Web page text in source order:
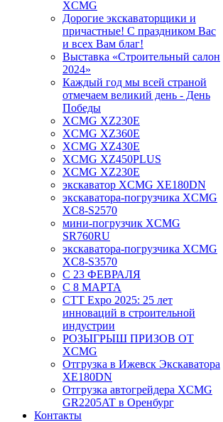
XCMG
Дорогие экскаваторщики и
причастные! С праздником Вас
и всех Вам благ!
Выставка «Строительный салон
2024»
Каждый год мы всей страной
отмечаем великий день - День
Победы
XCMG XZ230E
XCMG XZ360E
XCMG XZ430E
XCMG XZ450PLUS
XCMG XZ230E
экскаватор XCMG XE180DN
экскаватора-погрузчика XCMG
XC8-S2570
мини-погрузчик XCMG
SR760RU
экскаватора-погрузчика XCMG
XC8-S3570
С 23 ФЕВРАЛЯ
С 8 МАРТА
CTT Expo 2025: 25 лет
инноваций в строительной
индустрии
РОЗЫГРЫШ ПРИЗОВ ОТ
XCMG
Отгрузка в Ижевск Экскаватора
XE180DN
Отгрузка автогрейдера XCMG
GR2205AT в Оренбург
Контакты